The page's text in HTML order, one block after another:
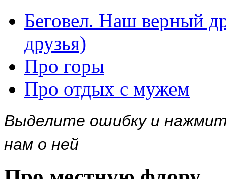
Беговел. Наш верный
друзья)
Про горы
Про отдых с мужем
Выделите ошибку и
нам о ней